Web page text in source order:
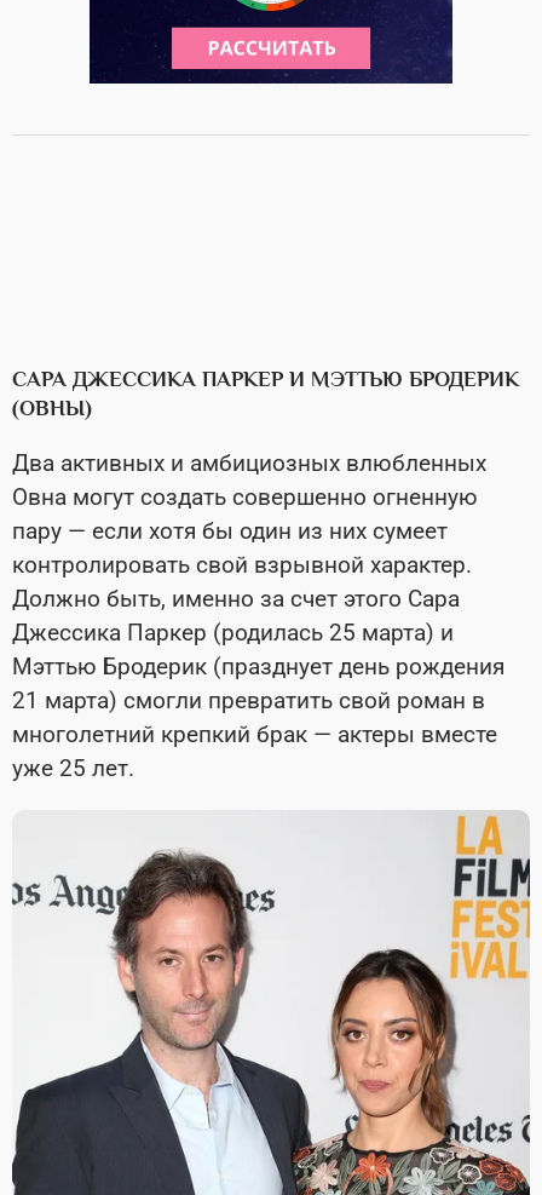
САРА ДЖЕССИКА ПАРКЕР И МЭТТЬЮ БРОДЕРИК
(ОВНЫ)
Два активных и амбициозных влюбленных
Овна могут создать совершенно огненную
пару — если хотя бы один из них сумеет
контролировать свой взрывной характер.
Должно быть, именно за счет этого Сара
Джессика Паркер (родилась 25 марта) и
Мэттью Бродерик (празднует день рождения
21 марта) смогли превратить свой роман в
многолетний крепкий брак — актеры вместе
уже 25 лет.